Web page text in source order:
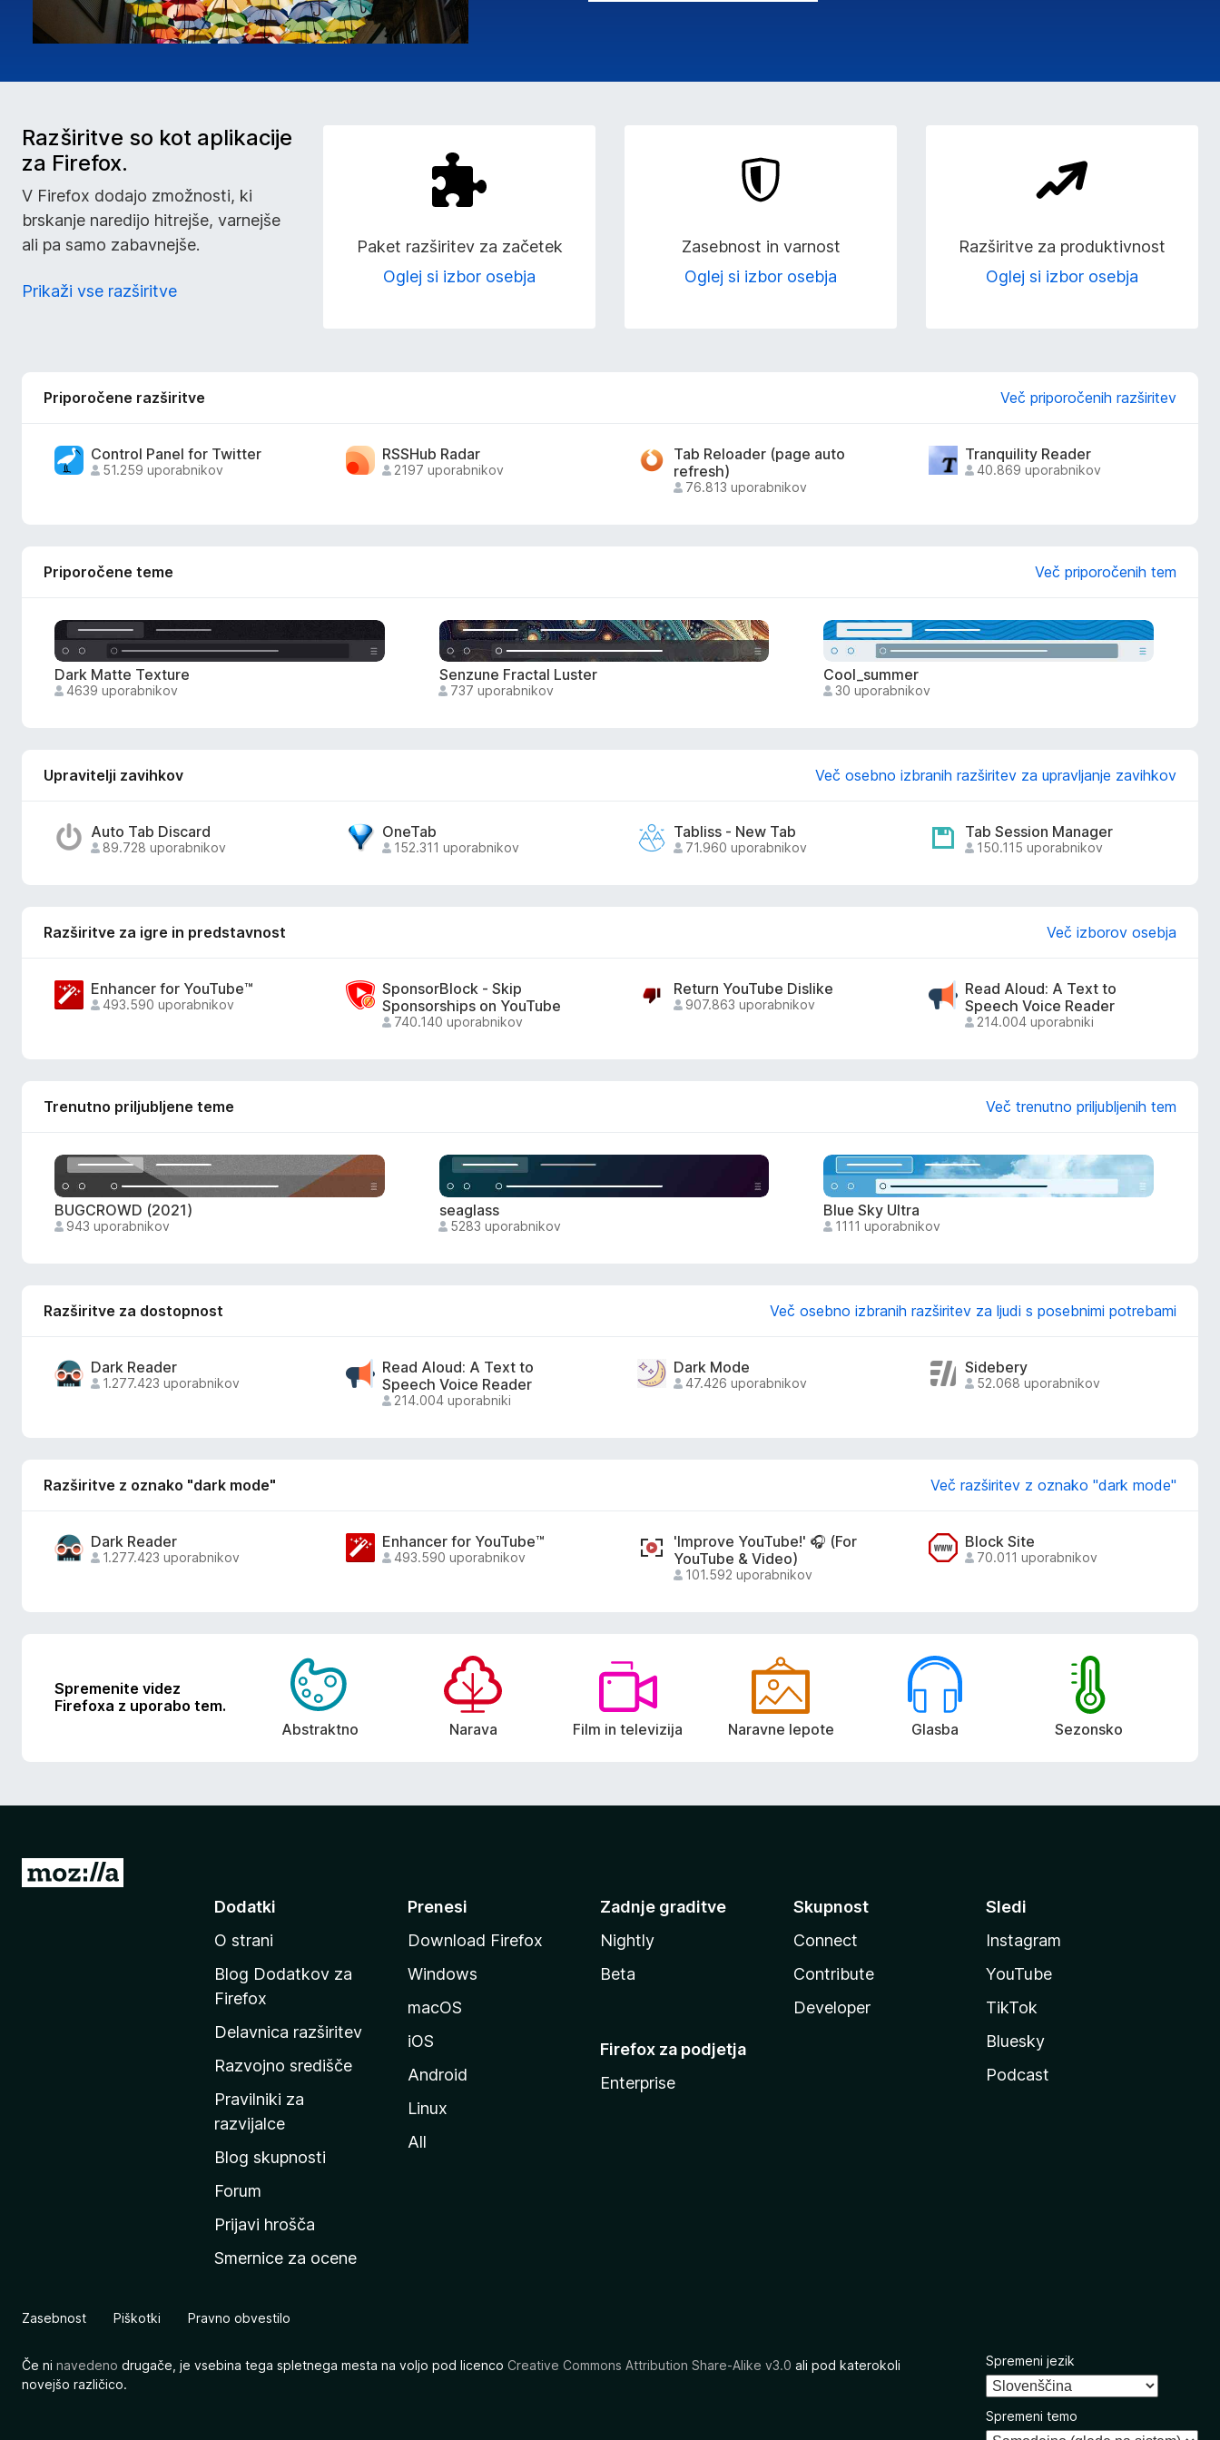
b
r
s
k
a
l
n
Razširitve so kot aplikacije
za Firefox.
V Firefox dodajo zmožnosti, ki
brskanje naredijo hitrejše, varnejše
ali pa samo zabavnejše.
Prikaži vse razširitve
Paket razširitev za začetek
Oglej si izbor osebja
Zasebnost in varnost
Oglej si izbor osebja
Razširitve za produktivnost
Oglej si izbor osebja
Priporočene razširitve Več priporočenih razširitev
Control Panel for Twitter
51.259 uporabnikov
RSSHub Radar
2197 uporabnikov
Tab Reloader (page auto
refresh)
76.813 uporabnikov
Tranquility Reader
40.869 uporabnikov
Priporočene teme Več priporočenih tem
Dark Matte Texture
4639 uporabnikov
Senzune Fractal Luster
737 uporabnikov
Cool_summer
30 uporabnikov
Upravitelji zavihkov Več osebno izbranih razširitev za upravljanje zavihkov
Auto Tab Discard
89.728 uporabnikov
OneTab
152.311 uporabnikov
Tabliss - New Tab
71.960 uporabnikov
Tab Session Manager
150.115 uporabnikov
Razširitve za igre in predstavnost Več izborov osebja
Enhancer for YouTube™
493.590 uporabnikov
SponsorBlock - Skip
Sponsorships on YouTube
740.140 uporabnikov
Return YouTube Dislike
907.863 uporabnikov
Read Aloud: A Text to
Speech Voice Reader
214.004 uporabniki
Trenutno priljubljene teme Več trenutno priljubljenih tem
BUGCROWD (2021)
943 uporabnikov
seaglass
5283 uporabnikov
Blue Sky Ultra
1111 uporabnikov
Razširitve za dostopnost Več osebno izbranih razširitev za ljudi s posebnimi potrebami
Dark Reader
1.277.423 uporabnikov
Read Aloud: A Text to
Speech Voice Reader
214.004 uporabniki
Dark Mode
47.426 uporabnikov
Sidebery
52.068 uporabnikov
Razširitve z oznako "dark mode" Več razširitev z oznako "dark mode"
Dark Reader
1.277.423 uporabnikov
Enhancer for YouTube™
493.590 uporabnikov
'Improve YouTube!' 🎧 (For
YouTube & Video)
101.592 uporabnikov
Block Site
70.011 uporabnikov
Spremenite videz
Firefoxa z uporabo tem.
Abstraktno
Narava Film in televizija Naravne lepote Glasba Sezonsko
P
M
z
i
Dodatki
O strani
Blog Dodatkov za
Firefox
Delavnica razširitev
Razvojno središče
Pravilniki za
razvijalce
Blog skupnosti
Forum
Prijavi hrošča
Smernice za ocene
Prenesi
Download Firefox
Windows
macOS
iOS
Android
Linux
All
Zadnje graditve
Nightly
Beta
Firefox za podjetja
Enterprise
Skupnost
Connect
Contribute
Developer
Sledi
Instagram
YouTube
TikTok
Bluesky
Podcast
Zasebnost Piškotki Pravno obvestilo
Če ni navedeno drugače, je vsebina tega spletnega mesta na voljo pod licenco Creative Commons Attribution Share-Alike v3.0 ali pod katerokoli
novejšo različico.
Spremeni jezik
Spremeni temo